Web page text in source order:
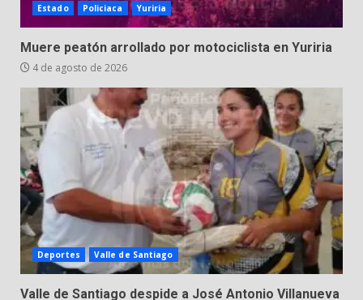
Estado Policiaca Yuriria
Muere peatón arrollado por motociclista en Yuriria
4 de agosto de 2026
Deportes Valle de Santiago
Valle de Santiago despide a José Antonio Villanueva